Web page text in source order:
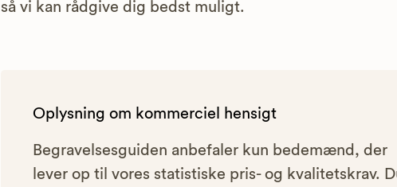
så vi kan rådgive dig bedst muligt.
Oplysning om kommerciel hensigt
Begravelsesguiden anbefaler kun bedemænd, der
lever op til vores statistiske pris- og kvalitetskrav.